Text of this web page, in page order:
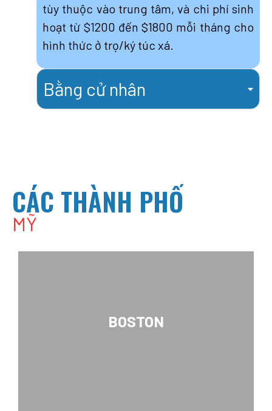
tùy thuộc vào trung tâm, và chi phí sinh
hoạt từ $1200 đến $1800 mỗi tháng cho
hình thức ở trọ/ký túc xá.
Bằng cử nhân
CÁC THÀNH PHỐ
MỸ
BOSTON